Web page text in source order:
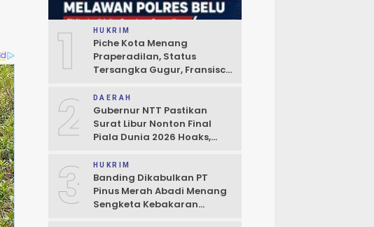
1 HUKRIM
Piche Kota Menang
Praperadilan, Status
Tersangka Gugur, Fransisco
Pendukung
2 DAERAH
Gubernur NTT Pastikan
Surat Libur Nonton Final
Piala Dunia 2026 Hoaks,
Boleh Terhambat
3 HUKRIM
Banding Dikabulkan PT
Pinus Merah Abadi Menang
Sengketa Kebakaran